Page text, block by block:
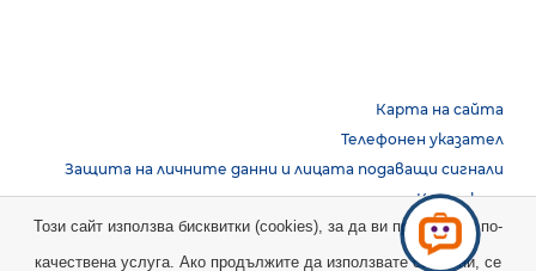
Карта на сайта
Телефонен указател
Защита на личните данни и лицата подаващи сигнали
Контакти
Copyright © 2026 НБУ. Всички права запазени.
Този сайт използва бисквитки (cookies), за да ви предостави по-
качествена услуга. Ако продължите да използвате сайта ни, се